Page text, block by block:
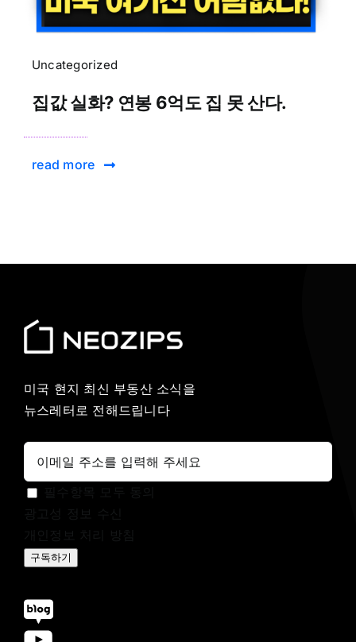
Uncategorized
집값 실화? 연봉 6억도 집 못 산다.
read more
미국 현지 최신 부동산 소식을
뉴스레터로 전해드립니다
구독하기